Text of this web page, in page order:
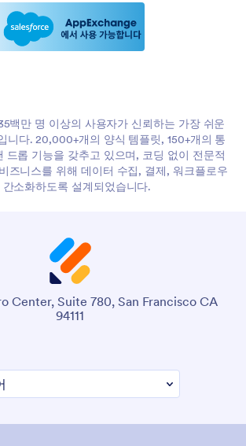
백만 명 이상의 사용자가 신뢰하는 가장 쉬운
니다. 20,000+개의 양식 템플릿, 150+개의 통
드롭 기능을 갖추고 있으며, 코딩 없이 전문적
즈니스를 위해 데이터 수집, 결제, 워크플로우
간소화하도록 설계되었습니다.
Center, Suite 780, San Francisco CA
94111